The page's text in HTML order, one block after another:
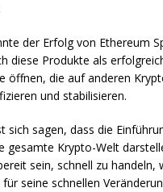
der Erfolg von Ethereum
diese Produkte als
öffnen, die auf anderen
und stabilisieren.
sich sagen, dass die
gesamte Krypto-Welt
sein, schnell zu
seine schnellen